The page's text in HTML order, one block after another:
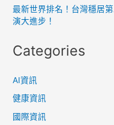
最新世界排名！台灣穩居
演大進步！
Categories
AI資訊
健康資訊
國際資訊